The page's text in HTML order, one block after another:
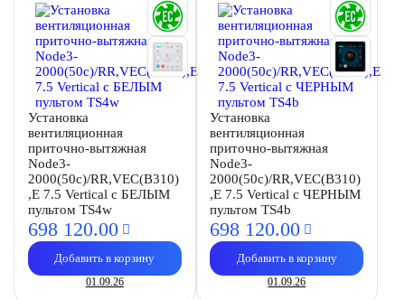
Установка
вентиляционная
приточно-вытяжная
Node3-
2000(50c)/RR,VEC(B310)
,E 7.5 Vertical с БЕЛЫМ
пультом TS4w
698 120.00
Добавить в корзину
01.09.26
Установка
вентиляционная
приточно-вытяжная
Node3-
2000(50c)/RR,VEC(B310)
,E 7.5 Vertical с ЧЕРНЫМ
пультом TS4b
698 120.00
Добавить в корзину
01.09.26